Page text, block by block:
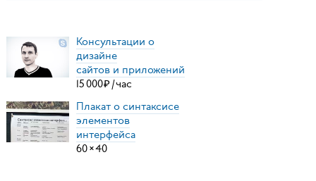
Консультации о
дизайне
сайтов и приложений
15000₽ /час
Плакат о синтаксисе
элементов
интерфейса
60×40